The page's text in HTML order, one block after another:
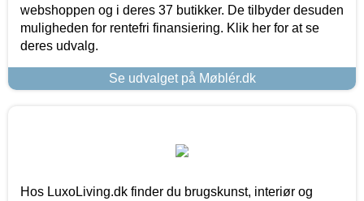
webshoppen og i deres 37 butikker. De tilbyder desuden
muligheden for rentefri finansiering. Klik her for at se
deres udvalg.
Se udvalget på Møblér.dk
Hos LuxoLiving.dk finder du brugskunst, interiør og